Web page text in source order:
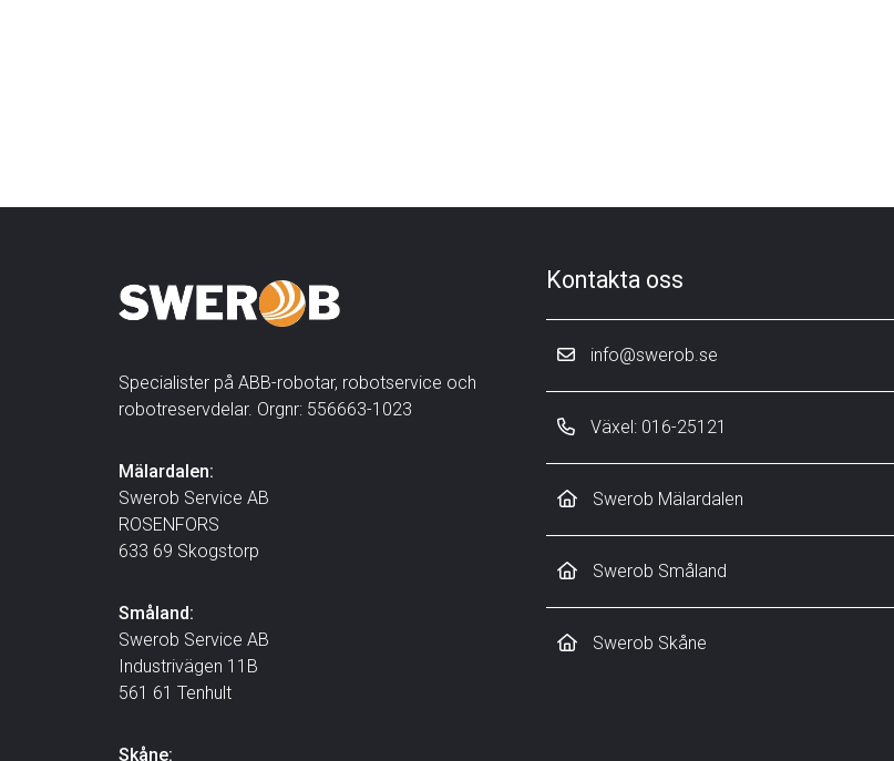
Specialister på ABB-robotar, robotservice och
robotreservdelar. Orgnr: 556663-1023
Mälardalen:
Swerob Service AB
ROSENFORS
633 69 Skogstorp
Småland:
Swerob Service AB
Industrivägen 11B
561 61 Tenhult
Skåne:
Kontakta oss
info@swerob.se
Växel: 016-25121
Swerob Mälardalen
Swerob Småland
Swerob Skåne